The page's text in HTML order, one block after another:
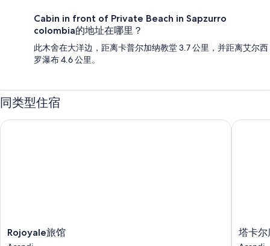
Cabin in front of Private Beach in Sapzurro
colombia的地址在哪里？
此木舍在大洋边，距离卡普尔加纳教堂 3.7 公里，并距离艾尔西
罗瀑布 4.6 公里。
同类型住宿
Rojoyale
旅
Rojoyale旅馆
Rojoyale旅馆
塔
卡
塔卡尔
塔卡尔